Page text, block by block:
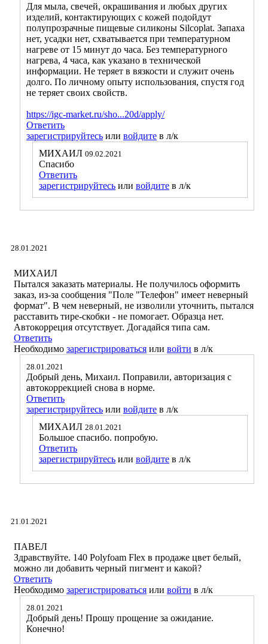
Для мыла, свечей, окрашивания и любых других
изделий, контактирующих с кожей подойдут
полупрозрачные пищевые силиконы Silcoplat. Запаха
нет, усадки нет, схватывается при температурном
нагреве от 15 минут до часа. Без температурного
нагрева, 4 часа, как указано в технической
информации. Не теряет в вязкости и служит очень
долго. По личному опыту использования, спустя год
не теряет своих свойств.
https://igc-market.ru/sho...20d/apply/
Ответить
зарегистрируйтесь или войдите в л/к
МИХАИЛ 09.02.2021
Спасибо
Ответить
зарегистрируйтесь или войдите в л/к
28.01.2021
МИХАИЛ
Пытался заказать материалы. Не получилось оформить
заказ, из-за сообщения "Поле "Телефон" имеет неверный
формат". В чем неверный, не изволили уточнить, пытался
расставить тире-скобки - не помогает. Образца нет.
Автокорреция отсутствует. Догадайся типа сам.
Ответить
Необходимо зарегистрироваться или войти в л/к
28.01.2021
Добрый день, Михаил. Поправили, авторизация с
автокоррекцией снова в норме.
Ответить
зарегистрируйтесь или войдите в л/к
МИХАИЛ 28.01.2021
Большое спасибо. попробую.
Ответить
зарегистрируйтесь или войдите в л/к
21.01.2021
ПАВЕЛ
Здравствуйте. 140 Polyfoam Flex в продаже цвет белый,
можно ли добавить черный пигмент и какой?
Ответить
Необходимо зарегистрироваться или войти в л/к
28.01.2021
Добрый день! Прошу прощение за ожидание.
Конечно!